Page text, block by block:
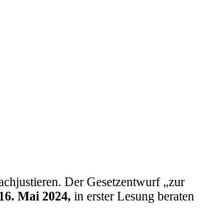
Der Gesetzentwurf „zur
Mai 2024, in erster Lesung beraten